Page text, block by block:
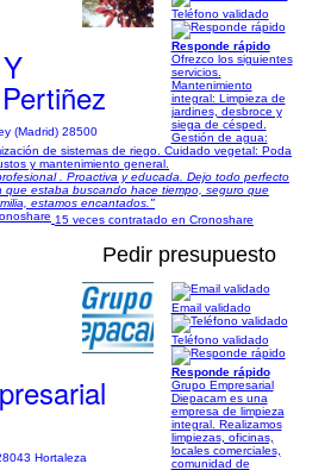
(Madrid) 28500
Teléfono validado
Responde rápido
Ofrezco los siguientes
servicios.
Mantenimiento
integral: Limpieza de
jardines, desbroce y
siega de césped.
Gestión de agua:
de sistemas de riego. Cuidado vegetal: Poda
y mantenimiento general.
. Proactiva y educada. Dejo todo perfecto
que estaba buscando hace tiempo, seguro que
estamos encantados."
15 veces contratado en Cronoshare
Pedir presupuesto
Hortaleza
Email validado
Teléfono validado
Responde rápido
Grupo Empresarial
Diepacam es una
empresa de limpieza
integral. Realizamos
limpiezas, oficinas,
locales comerciales,
comunidad de